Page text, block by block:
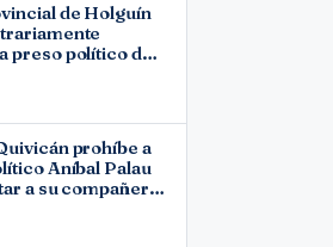
de Holguín
preso político del
prohíbe a
Aníbal Palau
a su compañero